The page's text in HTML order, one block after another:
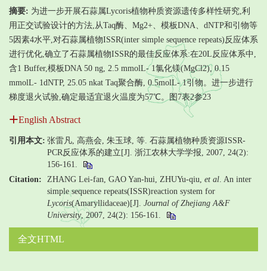
摘要: 为进一步开展石蒜属Lycoris植物种质资源遗传多样性研究,利
用正交试验设计的方法,从Taq酶、Mg2+、模板DNA、dNTP和引物等
5因素4水平,对石蒜属植物ISSR(inter simple sequence repeats)反应体系
进行优化,确立了石蒜属植物ISSR的最佳反应体系:在20L反应体系中,
含1 Buffer,模板DNA 50 ng, 2.5 mmolL- 1氯化镁(MgCl2), 0.15
mmolL- 1dNTP, 25.05 nkat Taq聚合酶, 0.5molL- 1引物。进一步进行
梯度退火试验,确定最适宜退火温度为57℃。图7表2参23
English Abstract
引用本文: 张雷凡, 高燕会, 朱玉球, 等. 石蒜属植物种质资源ISSR-
PCR反应体系的建立[J]. 浙江农林大学学报, 2007, 24(2):
156-161.
Citation:
ZHANG Lei-fan, GAO Yan-hui, ZHUYu-qiu, et al . An inter
simple sequence repeats(ISSR)reaction system for
Lycoris(Amaryllidaceae)[J]. Journal of Zhejiang A&F
University, 2007, 24(2): 156-161.
全文HTML